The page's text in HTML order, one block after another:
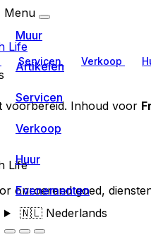
Life
Servicen Verkoop
Menu
Muur
Artikelen
Servicen
Verkoop
Huur
Evenementen
🇳🇱Nederlands
voorbereid. Inhoud voor
Life
onroerend goed,